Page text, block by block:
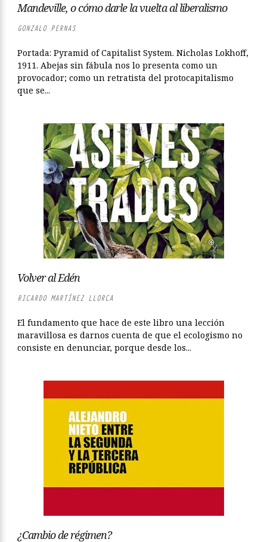
Mandeville, o cómo darle la vuelta al liberalismo
GONZALO PERNAS
Portada: Pyramid of Capitalist System. Nicholas Lokhoff,
1911. Abejas sin fábula nos lo presenta como un
provocador; como un retratista del protocapitalismo
que se...
Volver al Edén
RICARDO MARTÍNEZ LLORCA
El fundamento que hace de este libro una lección
maravillosa es darnos cuenta de que el ecologismo no
consiste en denunciar, porque desde los...
¿Cambio de régimen?